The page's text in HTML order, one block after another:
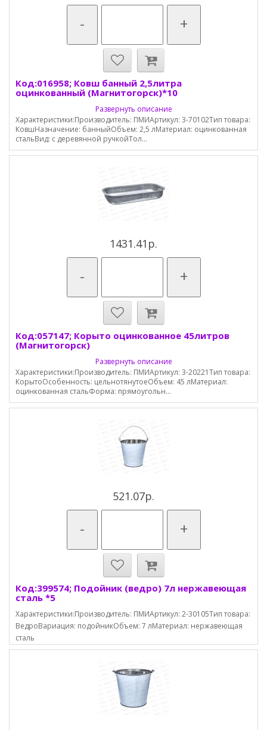
- +
Код:016958; Ковш банный 2,5литра
оцинкованный (Магнитогорск)*10
Развернуть описание
Характеристики:Производитель: ПМИАртикул: 3-70102Тип товара:
КовшНазначение: банныйОбъем: 2,5 лМатериал: оцинкованная
стальВид: с деревянной ручкойТол...
1431.41р.
- +
Код:057147; Корыто оцинкованное 45литров
(Магнитогорск)
Развернуть описание
Характеристики:Производитель: ПМИАртикул: 3-20221Тип товара:
КорытоОсобенность: цельнотянутоеОбъем: 45 лМатериал:
оцинкованная стальФорма: прямоугольн...
521.07р.
- +
Код:399574; Подойник (ведро) 7л нержавеющая
сталь *5
Характеристики:Производитель: ПМИАртикул: 2-30105Тип товара:
ВедроВариация: подойникОбъем: 7 лМатериал: нержавеющая
cталь